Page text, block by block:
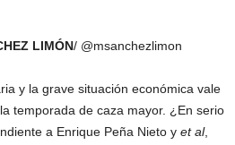
LIMÓN/ @msanchezlimon
y la grave situación económica vale
temporada de caza mayor. ¿En serio
a Enrique Peña Nieto y et al,